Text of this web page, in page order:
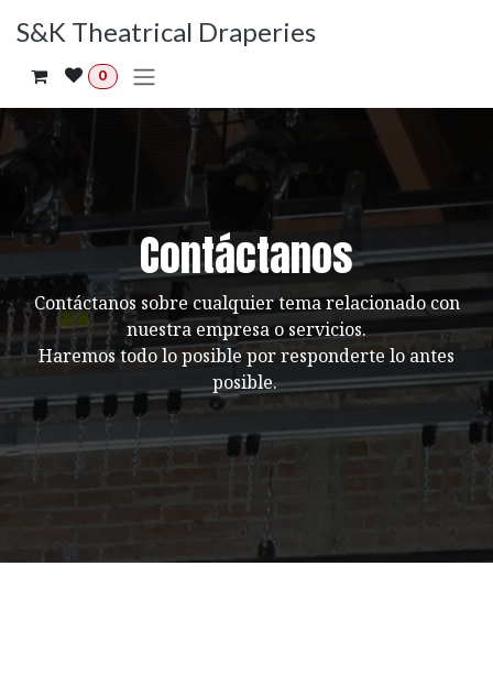
S&K Theatrical Draperies
0
Contáctanos
Contáctanos sobre cualquier tema relacionado con
nuestra empresa o servicios.
Haremos todo lo posible por responderte lo antes
posible.